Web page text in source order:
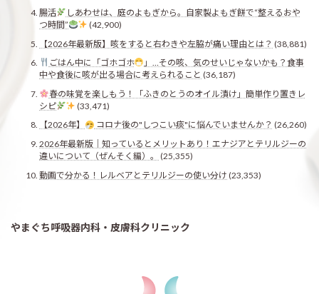
腸活
しあわせは、庭のよもぎから。自家製よもぎ餅で“整えるおや
つ時間”
(42,900)
【2026年最新版】咳をすると右わきや左脇が痛い理由とは？ (38,881)
ごはん中に「ゴホゴホ
」…その咳、気のせいじゃないかも？食事
中や食後に咳が出る場合に考えられること (36,187)
春の味覚を楽しもう！「ふきのとうのオイル漬け」簡単作り置きレ
シピ
(33,471)
【2026年】
コロナ後の"しつこい痰"に悩んでいませんか？ (26,260)
2026年最新版｜知っているとメリットあり！エナジアとテリルジーの
違いについて（ぜんそく編）。
(25,355)
動画で分かる！レルベアとテリルジーの使い分け (23,353)
やまぐち呼吸器内科・皮膚科クリニック